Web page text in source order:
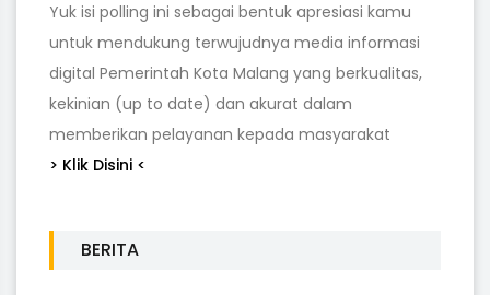
Yuk isi polling ini sebagai bentuk apresiasi kamu
untuk mendukung terwujudnya media informasi
digital Pemerintah Kota Malang yang berkualitas,
kekinian (up to date) dan akurat dalam
memberikan pelayanan kepada masyarakat
> Klik Disini <
BERITA